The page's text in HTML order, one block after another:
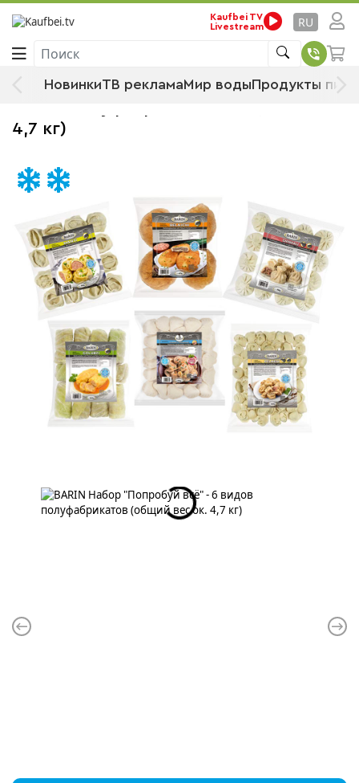
Kaufbei TV
Livestream
RU
Поиск
НовинкиТВ рекламаМир водыПродукты
Стартовая страница
Продукты питания
Готовые блюда
BARIN Набор "Попробуй всё" - 6
4,7 кг)